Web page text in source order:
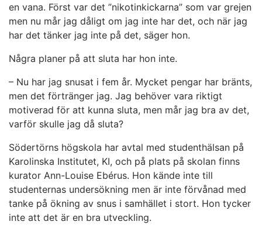
en vana. Först var det ”nikotinkickarna” som var grejen
men nu mår jag dåligt om jag inte har det, och när jag
har det tänker jag inte på det, säger hon.
Några planer på att sluta har hon inte.
– Nu har jag snusat i fem år. Mycket pengar har bränts,
men det förtränger jag. Jag behöver vara riktigt
motiverad för att kunna sluta, men mår jag bra av det,
varför skulle jag då sluta?
Södertörns högskola har avtal med studenthälsan på
Karolinska Institutet, KI, och på plats på skolan finns
kurator Ann-Louise Ebérus. Hon kände inte till
studenternas undersökning men är inte förvånad med
tanke på ökning av snus i samhället i stort. Hon tycker
inte att det är en bra utveckling.